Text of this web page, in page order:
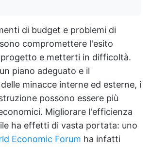
di budget e problemi di
compromettere l'esito
e metterti in difficoltà.
piano adeguato e il
minacce interne ed esterne, i
possono essere più
Migliorare l'efficienza
ha effetti di vasta portata: uno
Economic Forum ha infatti